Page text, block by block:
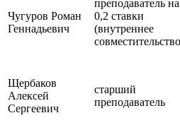
Чугуров Роман
Геннадьевич
преподаватель на
0,2 ставки
(внутреннее
Щербаков
Алексей
Сергеевич
старший
преподаватель